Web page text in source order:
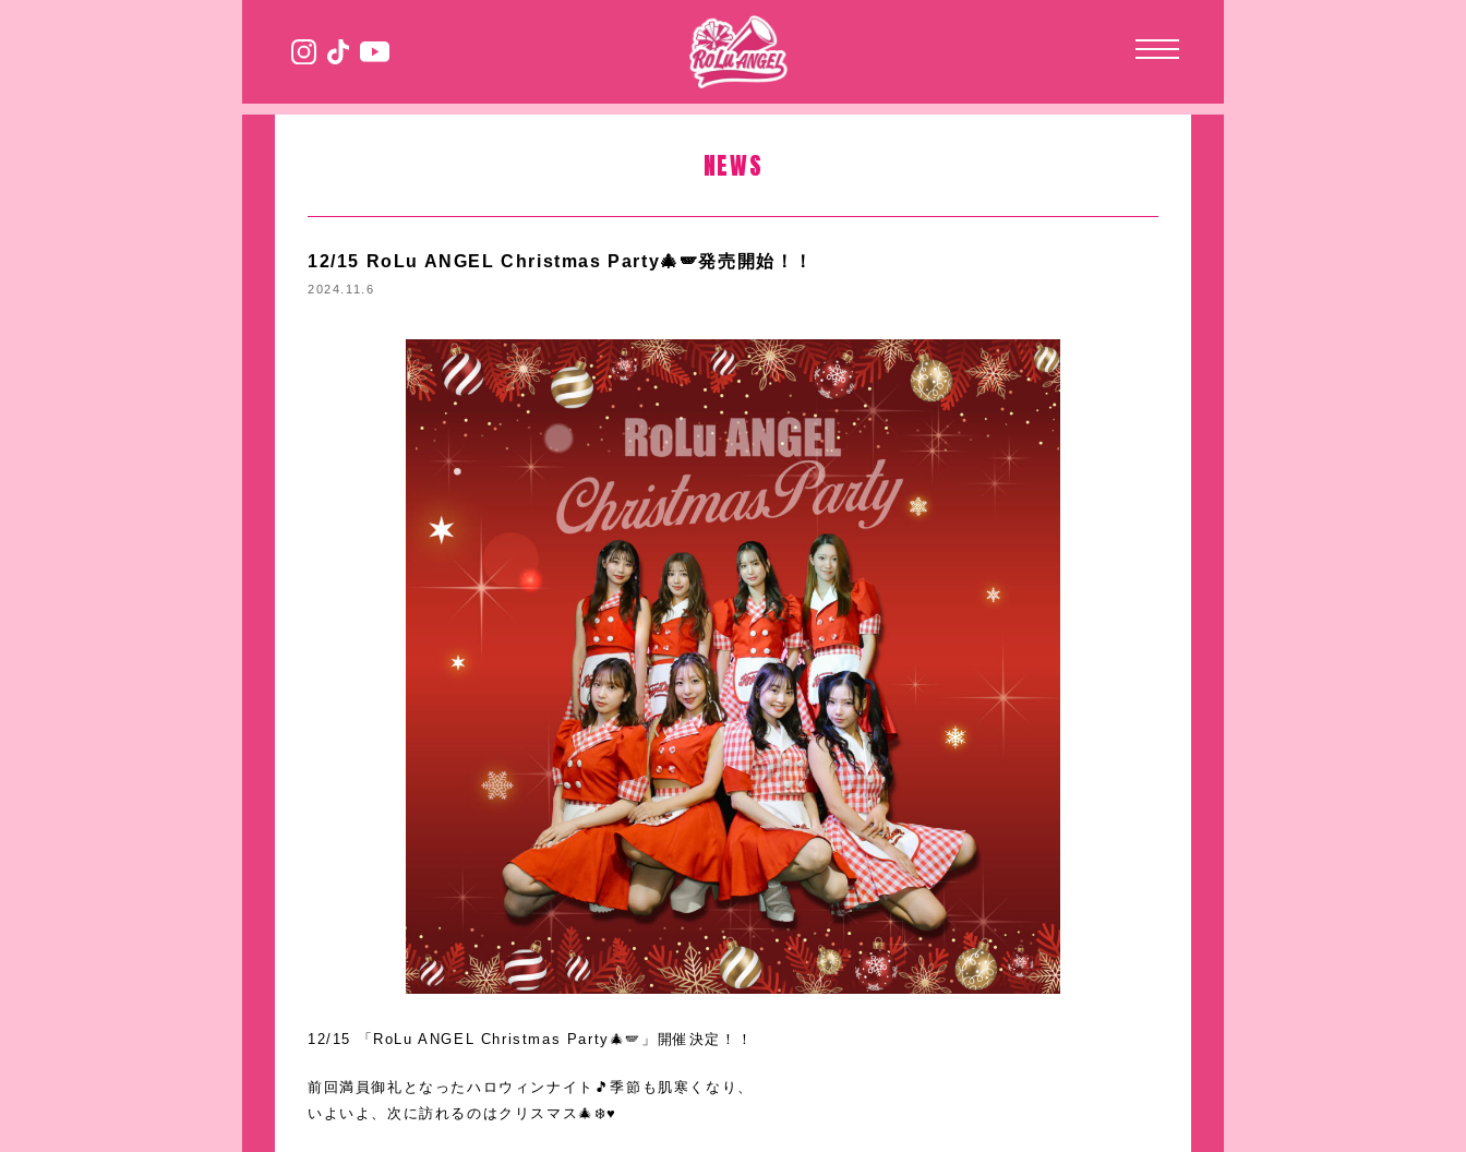
NEWS
12/15 RoLu ANGEL Christmas Party🎄🪽発売開始！！
2024.11.6
12/15 「RoLu ANGEL Christmas Party🎄🪽」開催決定！！
前回満員御礼となったハロウィンナイト🎵季節も肌寒くなり、
いよいよ、次に訪れるのはクリスマス🎄❄️♥️